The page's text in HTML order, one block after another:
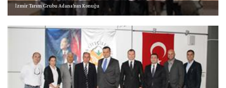
İzmir Tarım Grubu Adana'nın Konuğu